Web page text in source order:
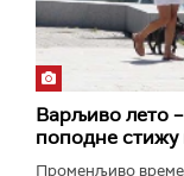
Варљиво лето
поподне стижу
Променљиво време